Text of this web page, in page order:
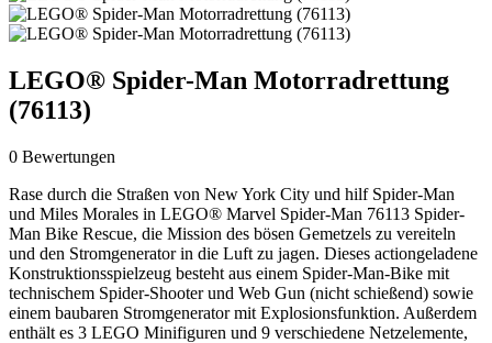
LEGO® Spider-Man Motorradrettung
(76113)
0 Bewertungen
Rase durch die Straßen von New York City und hilf Spider-Man
und Miles Morales in LEGO® Marvel Spider-Man 76113 Spider-
Man Bike Rescue, die Mission des bösen Gemetzels zu vereiteln
und den Stromgenerator in die Luft zu jagen. Dieses actiongeladene
Konstruktionsspielzeug besteht aus einem Spider-Man-Bike mit
technischem Spider-Shooter und Web Gun (nicht schießend) sowie
einem baubaren Stromgenerator mit Explosionsfunktion. Außerdem
enthält es 3 LEGO Minifiguren und 9 verschiedene Netzelemente,